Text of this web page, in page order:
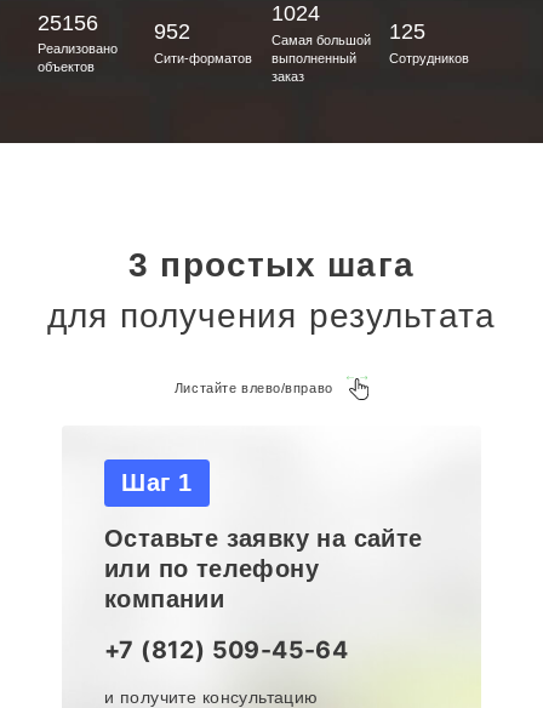
25156
Реализовано
объектов
952
Сити-форматов
1024
Самая большой
выполненный
заказ
125
Сотрудников
3 простых шага
для получения результата
Листайте влево/вправо
Шаг 1
Оставьте заявку на сайте
или по телефону
компании
+7 (812) 509-45-64
и получите консультацию